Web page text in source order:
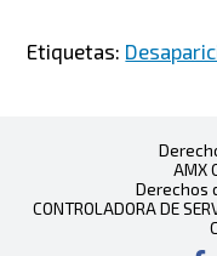
Etiquetas:
AMX
Derechos
CONTROLADORA DE